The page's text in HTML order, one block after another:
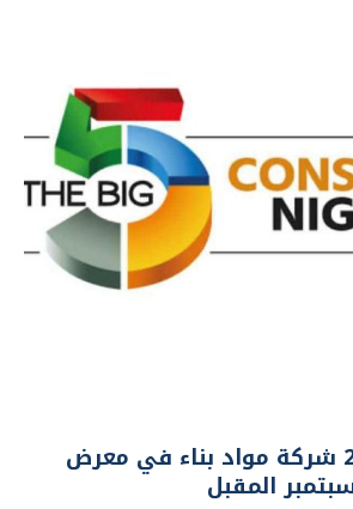
مصر تشارك بـ 21 شركة مواد بناء في معرض